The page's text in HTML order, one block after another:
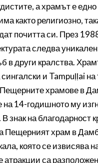
а храмът е едно
както религиозно,
почитта си. През
следва
в други кралства.
и Tampuḷḷai на
храмове в
14-годишното му
знак на благодарност
Пещерният храм в
която се извисява
са